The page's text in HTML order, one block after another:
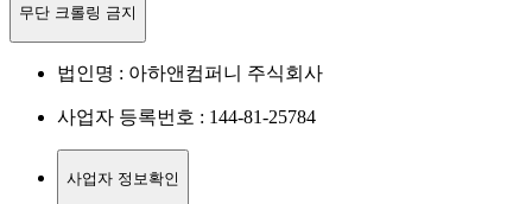
무단 크롤링 금지
법인명 : 아하앤컴퍼니 주식회사
사업자 등록번호 : 144-81-25784
사업자 정보확인